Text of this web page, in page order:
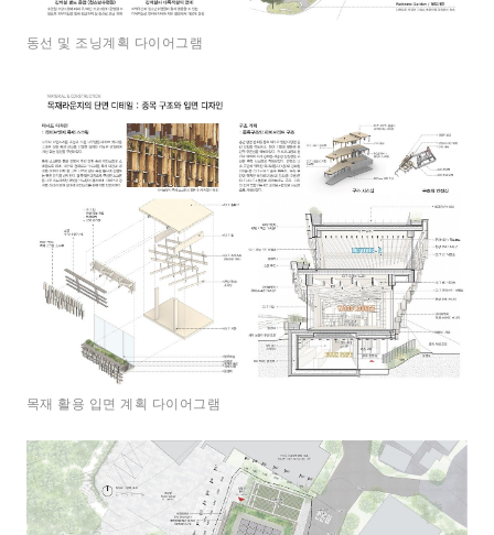
동선 및 조닝계획 다이어그램
목재 활용 입면 계획 다이어그램